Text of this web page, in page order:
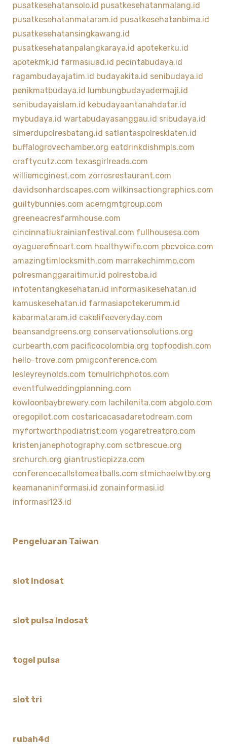
pusatkesehatansolo.id pusatkesehatanmalang.id
pusatkesehatanmataram.id pusatkesehatanbima.id
pusatkesehatansingkawang.id
pusatkesehatanpalangkaraya.id apotekerku.id
apotekmk.id farmasiuad.id pecintabudaya.id
ragambudayajatim.id budayakita.id senibudaya.id
penikmatbudaya.id
lumbungbudayadermaji.id
senibudayaislam.id kebudayaantanahdatar.id
mybudaya.id wartabudayasanggau.id sribudaya.id
simerdupolresbatang.id satlantaspolresklaten.id
buffalogrovechamber.org eatdrinkdishmpls.com
craftycutz.com texasgirlreads.com
williemcginest.com zorrosrestaurant.com
davidsonhardscapes.com wilkinsactiongraphics.com
guiltybunnies.com acemgmtgroup.com
greeneacresfarmhouse.com
cincinnatiukrainianfestival.com fullhousesa.com
oyaguerefineart.com healthywife.com pbcvoice.com
amazingtimlocksmith.com marrakechimmo.com
polresmanggaraitimur.id polrestoba.id
infotentangkesehatan.id informasikesehatan.id
kamuskesehatan.id farmasiapotekerumm.id
kabarmataram.id cakelifeeveryday.com
beansandgreens.org conservationsolutions.org
curbearth.com pacificocolombia.org topfoodish.com
hello-trove.com pmigconference.com
lesleyreynolds.com tomulrichphotos.com
eventfulweddingplanning.com
kowloonbaybrewery.com lachilenita.com abgolo.com
oregopilot.com costaricacasadaretodream.com
myfortworthpodiatrist.com yogaretreatpro.com
kristenjanephotography.com sctbrescue.org
srchurch.org giantrusticpizza.com
conferencecallstomeatballs.com stmichaelwtby.org
keamananinformasi.id zonainformasi.id
informasi123.id
Pengeluaran Taiwan
slot Indosat
slot pulsa Indosat
togel pulsa
slot tri
rubah4d